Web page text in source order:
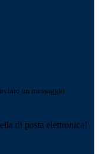
un messaggio
di posta elettronica!